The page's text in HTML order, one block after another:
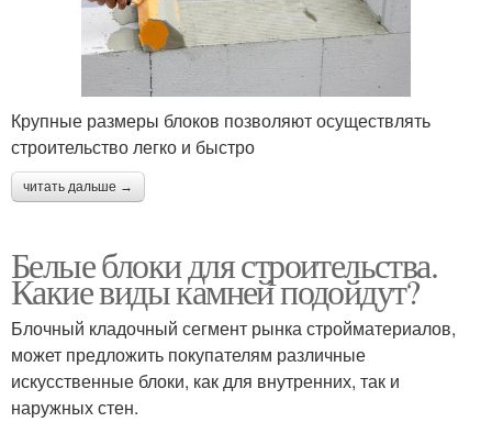
Блоки для столбов Декоративные блоки
Наборные блоки
Газобетонные блоки Большие блоки
Крупные размеры блоков позволяют осуществлять
строительство легко и быстро
читать дальше →
Белые блоки для строительства.
Какие виды камней подойдут?
Блочный кладочный сегмент рынка стройматериалов,
может предложить покупателям различные
искусственные блоки, как для внутренних, так и
наружных стен.